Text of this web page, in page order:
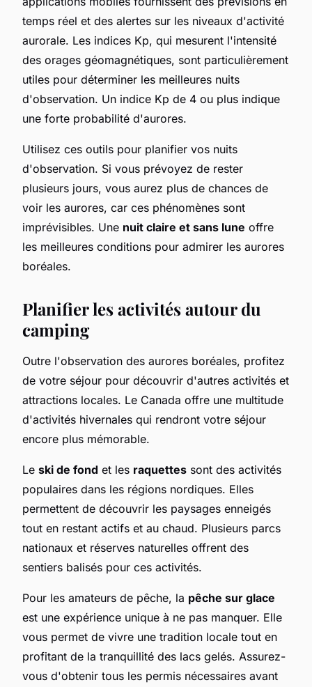
temps réel et des alertes sur les niveaux d'activité
aurorale. Les indices Kp, qui mesurent l'intensité
des orages géomagnétiques, sont particulièrement
utiles pour déterminer les meilleures nuits
d'observation. Un indice Kp de 4 ou plus indique
une forte probabilité d'aurores.
Utilisez ces outils pour planifier vos nuits
d'observation. Si vous prévoyez de rester
plusieurs jours, vous aurez plus de chances de
voir les aurores, car ces phénomènes sont
imprévisibles. Une nuit claire et sans lune offre
les meilleures conditions pour admirer les aurores
boréales.
Planifier les activités autour du
camping
Outre l'observation des aurores boréales, profitez
de votre séjour pour découvrir d'autres activités et
attractions locales. Le Canada offre une multitude
d'activités hivernales qui rendront votre séjour
encore plus mémorable.
Le ski de fond et les raquettes sont des activités
populaires dans les régions nordiques. Elles
permettent de découvrir les paysages enneigés
tout en restant actifs et au chaud. Plusieurs parcs
nationaux et réserves naturelles offrent des
sentiers balisés pour ces activités.
Pour les amateurs de pêche, la pêche sur glace
est une expérience unique à ne pas manquer. Elle
vous permet de vivre une tradition locale tout en
profitant de la tranquillité des lacs gelés. Assurez-
vous d'obtenir tous les permis nécessaires avant